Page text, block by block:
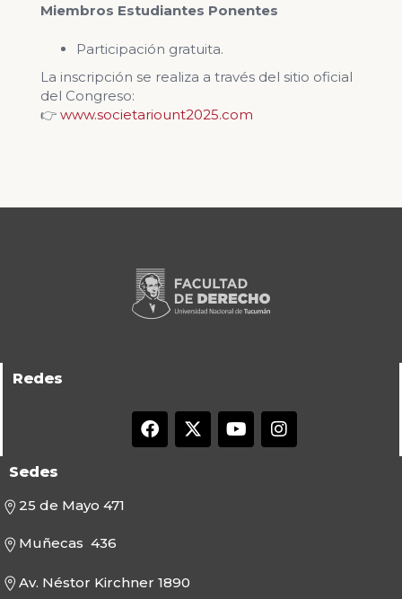
Miembros Estudiantes Ponentes
Participación gratuita.
La inscripción se realiza a través del sitio oficial
del Congreso:
👉 www.societariount2025.com
Redes
Sedes
25 de Mayo 471
Muñecas 436
Av. Néstor Kirchner 1890